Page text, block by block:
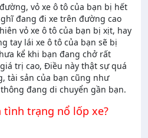
vỏ xe ô tô của bạn bị hết
đang đi xe trên đường cao
vỏ xe ô tô của bạn bị xịt, hay
tay lái xe ô tô của bạn sẽ bị
kể khi bạn đang chở rất
trị cao, Điều này thật sự quá
tài sản của bạn cũng như
đang di chuyển gần bạn.
tình trạng nổ lốp xe?